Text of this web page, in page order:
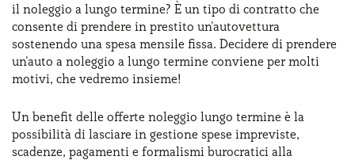
La nostra storia
Lavora con noi
COME FUNZIONA
PERCHÉ CONVIENE
SCEGLI UN PAESE
il noleggio a lungo termine? È un tipo di contratto che
consente di prendere in prestito un'autovettura
sostenendo una spesa mensile fissa. Decidere di prendere
un'auto a noleggio a lungo termine conviene per molti
motivi, che vedremo insieme!
Un benefit delle offerte noleggio lungo termine è la
possibilità di lasciare in gestione spese impreviste,
scadenze, pagamenti e formalismi burocratici alla